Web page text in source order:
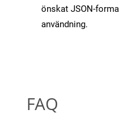
önskat JSON-
användning.
FAQ